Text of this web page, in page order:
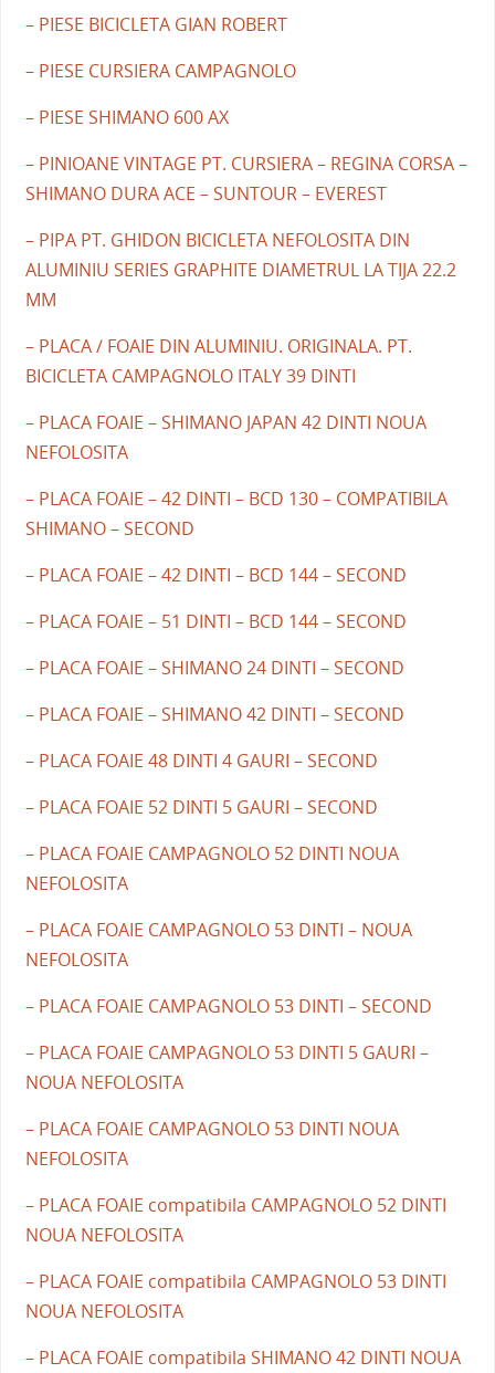
– PIESE BICICLETA GIAN ROBERT
– PIESE CURSIERA CAMPAGNOLO
– PIESE SHIMANO 600 AX
– PINIOANE VINTAGE PT. CURSIERA – REGINA CORSA –
SHIMANO DURA ACE – SUNTOUR – EVEREST
– PIPA PT. GHIDON BICICLETA NEFOLOSITA DIN
ALUMINIU SERIES GRAPHITE DIAMETRUL LA TIJA 22.2
MM
– PLACA / FOAIE DIN ALUMINIU. ORIGINALA. PT.
BICICLETA CAMPAGNOLO ITALY 39 DINTI
– PLACA FOAIE – SHIMANO JAPAN 42 DINTI NOUA
NEFOLOSITA
– PLACA FOAIE – 42 DINTI – BCD 130 – COMPATIBILA
SHIMANO – SECOND
– PLACA FOAIE – 42 DINTI – BCD 144 – SECOND
– PLACA FOAIE – 51 DINTI – BCD 144 – SECOND
– PLACA FOAIE – SHIMANO 24 DINTI – SECOND
– PLACA FOAIE – SHIMANO 42 DINTI – SECOND
– PLACA FOAIE 48 DINTI 4 GAURI – SECOND
– PLACA FOAIE 52 DINTI 5 GAURI – SECOND
– PLACA FOAIE CAMPAGNOLO 52 DINTI NOUA
NEFOLOSITA
– PLACA FOAIE CAMPAGNOLO 53 DINTI – NOUA
NEFOLOSITA
– PLACA FOAIE CAMPAGNOLO 53 DINTI – SECOND
– PLACA FOAIE CAMPAGNOLO 53 DINTI 5 GAURI –
NOUA NEFOLOSITA
– PLACA FOAIE CAMPAGNOLO 53 DINTI NOUA
NEFOLOSITA
– PLACA FOAIE compatibila CAMPAGNOLO 52 DINTI
NOUA NEFOLOSITA
– PLACA FOAIE compatibila CAMPAGNOLO 53 DINTI
NOUA NEFOLOSITA
– PLACA FOAIE compatibila SHIMANO 42 DINTI NOUA